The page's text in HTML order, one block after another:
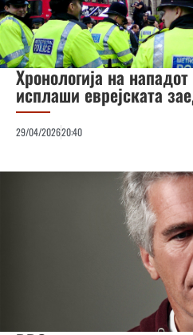
Хронологија на
исплаши еврејската
29/04/202620:40